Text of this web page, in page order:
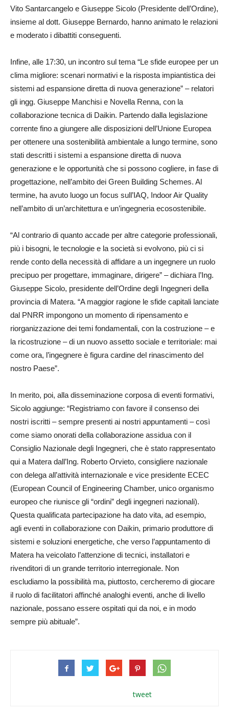
Vito Santarcangelo e Giuseppe Sicolo (Presidente dell’Ordine),
insieme al dott. Giuseppe Bernardo, hanno animato le relazioni
e moderato i dibattiti conseguenti.
Infine, alle 17:30, un incontro sul tema “Le sfide europee per un
clima migliore: scenari normativi e la risposta impiantistica dei
sistemi ad espansione diretta di nuova generazione” – relatori
gli ingg. Giuseppe Manchisi e Novella Renna, con la
collaborazione tecnica di Daikin. Partendo dalla legislazione
corrente fino a giungere alle disposizioni dell’Unione Europea
per ottenere una sostenibilità ambientale a lungo termine, sono
stati descritti i sistemi a espansione diretta di nuova
generazione e le opportunità che si possono cogliere, in fase di
progettazione, nell’ambito dei Green Building Schemes. Al
termine, ha avuto luogo un focus sull’IAQ, Indoor Air Quality
nell’ambito di un’architettura e un’ingegneria ecosostenibile.
“Al contrario di quanto accade per altre categorie professionali,
più i bisogni, le tecnologie e la società si evolvono, più ci si
rende conto della necessità di affidare a un ingegnere un ruolo
precipuo per progettare, immaginare, dirigere” – dichiara l’Ing.
Giuseppe Sicolo, presidente dell’Ordine degli Ingegneri della
provincia di Matera. “A maggior ragione le sfide capitali lanciate
dal PNRR impongono un momento di ripensamento e
riorganizzazione dei temi fondamentali, con la costruzione – e
la ricostruzione – di un nuovo assetto sociale e territoriale: mai
come ora, l’ingegnere è figura cardine del rinascimento del
nostro Paese”.
In merito, poi, alla disseminazione corposa di eventi formativi,
Sicolo aggiunge: “Registriamo con favore il consenso dei
nostri iscritti – sempre presenti ai nostri appuntamenti – così
come siamo onorati della collaborazione assidua con il
Consiglio Nazionale degli Ingegneri, che è stato rappresentato
qui a Matera dall’Ing. Roberto Orvieto, consigliere nazionale
con delega all’attività internazionale e vice presidente ECEC
(European Council of Engineering Chamber, unico organismo
europeo che riunisce gli “ordini” degli ingegneri nazionali).
Questa qualificata partecipazione ha dato vita, ad esempio,
agli eventi in collaborazione con Daikin, primario produttore di
sistemi e soluzioni energetiche, che verso l’appuntamento di
Matera ha veicolato l’attenzione di tecnici, installatori e
rivenditori di un grande territorio interregionale. Non
escludiamo la possibilità ma, piuttosto, cercheremo di giocare
il ruolo di facilitatori affinché analoghi eventi, anche di livello
nazionale, possano essere ospitati qui da noi, e in modo
sempre più abituale”.
tweet